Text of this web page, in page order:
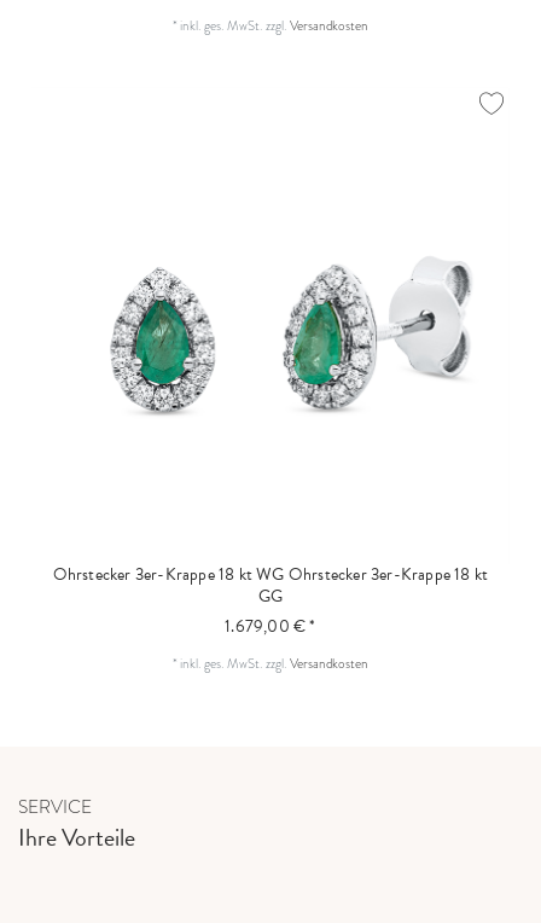
* inkl. ges. MwSt.zzgl.Versandkosten
Ohrstecker 3er-Krappe 18 kt WGOhrstecker 3er-Krappe 18 kt
GG
1.679,00 € *
* inkl. ges. MwSt.zzgl.Versandkosten
SERVICE
Ihre Vorteile